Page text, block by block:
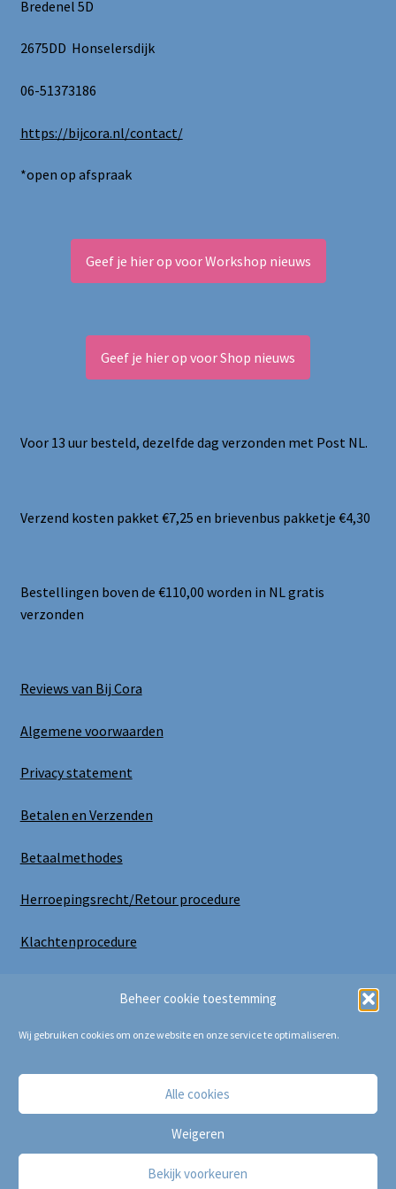
Beheer cookie toestemming
Wij gebruiken cookies om onze website en onze service te optimaliseren.
Alle cookies
Weigeren
Bekijk voorkeuren
Bredenel 5D
2675DD Honselersdijk
06-51373186
https://bijcora.nl/contact/
*open op afspraak
Geef je hier op voor Workshop nieuws
Geef je hier op voor Shop nieuws
Voor 13 uur besteld, dezelfde dag verzonden met Post NL.
Verzend kosten pakket €7,25 en brievenbus pakketje €4,30
Bestellingen boven de €110,00 worden in NL gratis
verzonden
Reviews van Bij Cora
Algemene voorwaarden
Privacy statement
Betalen en Verzenden
Betaalmethodes
Herroepingsrecht/Retour procedure
Klachtenprocedure
Copyright Bij Cora 2025